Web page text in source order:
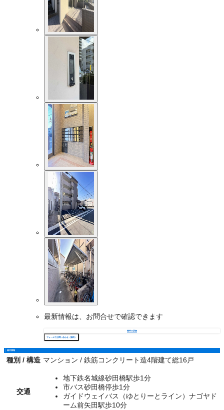
最新情報は、お問合せで確認できます
物件の詳細
フォームでお問い合わせ（無料）
物件情報
種別 / 構造 マンション / 鉄筋コンクリート造4階建て総16戸
交通
地下鉄名城線砂田橋駅歩1分
市バス砂田橋停歩1分
ガイドウェイバス（ゆとりーとライン）ナゴヤド
ーム前矢田駅歩10分